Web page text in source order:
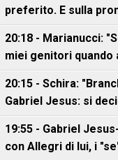
preferito. E sulla
20:18 - Marianucci:
miei genitori
20:15 - Schira:
Gabriel Jesus: si
19:55 - Gabriel
con Allegri di lui, i